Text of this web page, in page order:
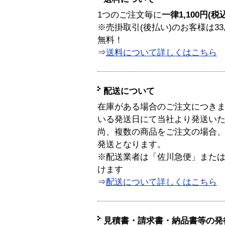
1つのご注文毎に一律1,100円(税
※売掛取引(後払い)のお客様は
無料！
⇒送料について詳しくはこちら
配送について
在庫がある場合のご注文につき
いる発送日にて当社より発送い
尚、複数の商品をご注文の場合
発送となります。
※配送業者は「佐川急便」また
けます
⇒配送について詳しくはこちら
見積書・請求書・納品書等の